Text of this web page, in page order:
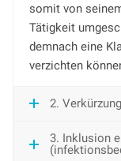
somit von
Tätigkeit
demnach eine
verzichten
2.
3. Inklusion